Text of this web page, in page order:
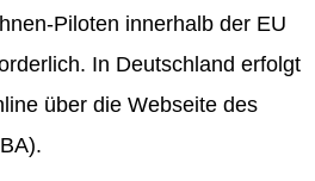
Piloten innerhalb der EU
In Deutschland erfolgt
über die Webseite des